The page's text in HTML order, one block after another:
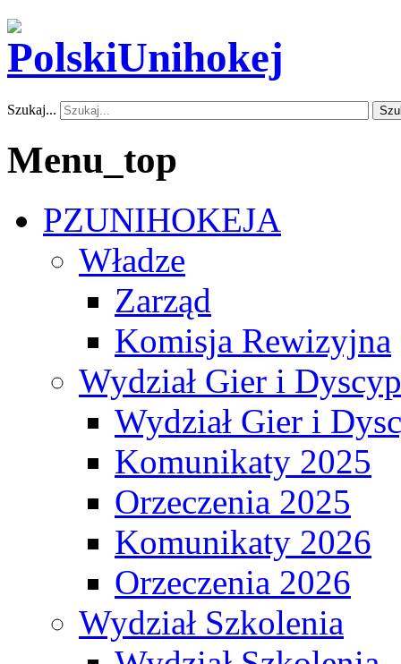
Szukaj...
Menu_top
PZUNIHOKEJA
Władze
Zarząd
Komisja Rewizyjna
Wydział Gier i
Wydział Gier i
Komunikaty 2025
Orzeczenia 2025
Komunikaty 2026
Orzeczenia 2026
Wydział Szkolenia